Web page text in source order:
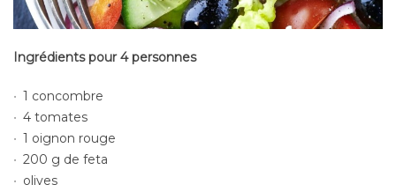
Ingrédients pour 4 personnes
1 concombre
4 tomates
1 oignon rouge
200 g de feta
olives